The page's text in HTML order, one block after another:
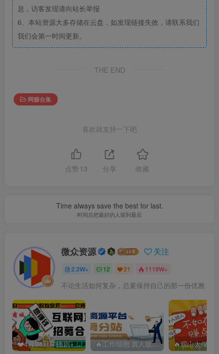
息，访客发现请向站长举报
6、本站资源大多存储在云盘，如发现链接失效，请联系我们
我们会第一时间更新。
THE END
网赚合集
喜欢就支持一下吧
点赞 13 分享 收藏
Time always save the best for last.
时间总把最好的人留到最后
微众资源 关注
2.3W+ 12 21 1119W+
不论生活如何复杂，总要保持自己的那一份优雅
❤️4月24日广播剧+有S剧单期合集 百度： 🔥工作细胞 真人版（2025）【日本/剧情/奇幻】 百度：